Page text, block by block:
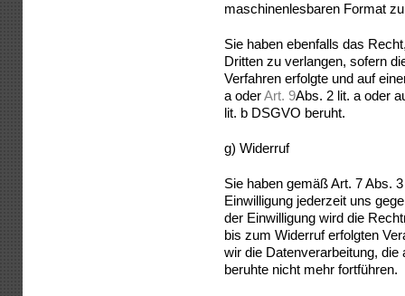
maschinenlesbaren Format
Sie haben ebenfalls das
Dritten zu verlangen, sofern
Verfahren erfolgte und auf
a oderArt. 9Abs. 2 lit. a oder
lit. b DSGVO beruht.
g) Widerruf
Sie haben gemäß Art. 7 Abs.
Einwilligung jederzeit uns
der Einwilligung wird die
bis zum Widerruf erfolgten
wir die Datenverarbeitung, die
beruhte nicht mehr fortführen.